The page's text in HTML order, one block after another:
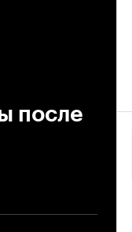
после